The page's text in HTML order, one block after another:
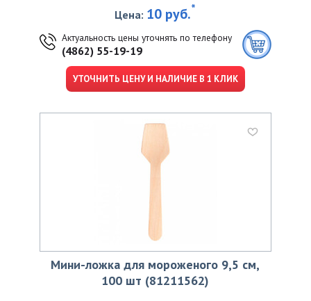
Цена: 10 руб.*
Актуальность цены уточнять по телефону
(4862) 55-19-19
УТОЧНИТЬ ЦЕНУ И НАЛИЧИЕ В 1 КЛИК
Мини-ложка для мороженого 9,5 см,
100 шт (81211562)